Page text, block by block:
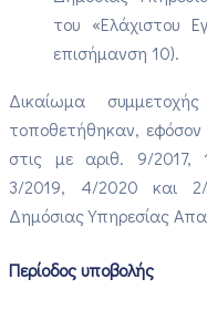
του «Ελάχιστου
επισήμανση 10).
Δικαίωμα
τοποθετήθηκαν,
στις με αριθ. 9/2017,
3/2019, 4/2020 και 2/
Δημόσιας Υπηρεσίας
Περίοδος υποβολής